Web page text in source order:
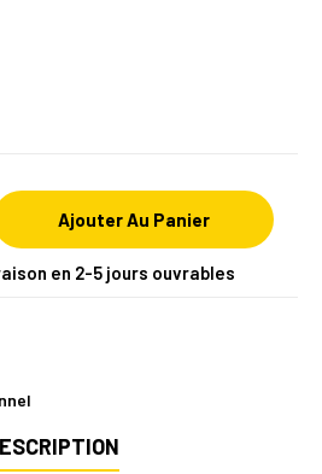
Ajouter Au Panier
en 2-5 jours ouvrables